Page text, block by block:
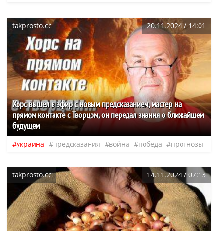
takprosto.cc 20.11.2024 / 14:01
Хорс вышел в эфир с новым предсказанием, мастер на
прямом контакте с Творцом, он передал знания о ближайшем
будущем
украина предсказания война победа прогнозы
takprosto.cc 14.11.2024 / 07:13